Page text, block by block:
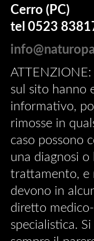
Cerro (PC)
tel 0523
sul sito hanno
informativo,
rimosse in
caso possono
una diagnosi o
trattamento, e
devono in
diretto
specialistica.